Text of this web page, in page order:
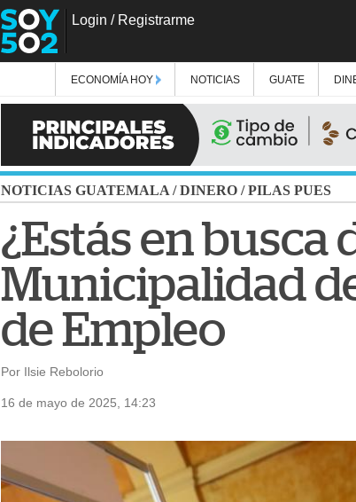
Login / Registrarme
ECONOMÍA HOY NOTICIAS GUATE
NOTICIAS GUATEMALA /DINERO /PILAS PUES
¿Estás en busca
Municipalidad
de Empleo
Por Ilsie Rebolorio
16 de mayo de 2025, 14:23